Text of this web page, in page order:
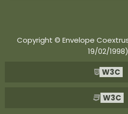
Copyright © Envelope
19/02/1998)
W3C
W3C